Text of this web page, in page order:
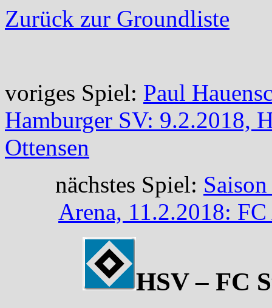
Zurück zur Groundliste
voriges Spiel: Paul
Hamburger SV: 9.2.2018,
Ottensen
nächstes Spiel:
Arena, 11.2.2018:
HSV – FC